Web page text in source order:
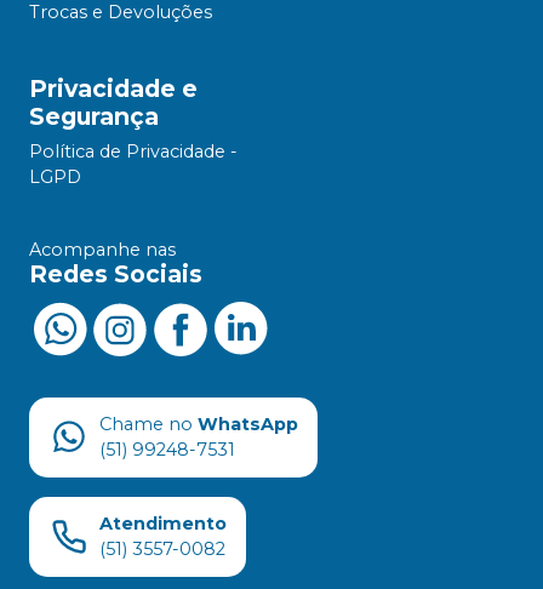
Trocas e Devoluções
Privacidade e
Segurança
Política de Privacidade -
LGPD
Acompanhe nas
Redes Sociais
Chame no WhatsApp
(51) 99248-7531
Atendimento
(51) 3557-0082